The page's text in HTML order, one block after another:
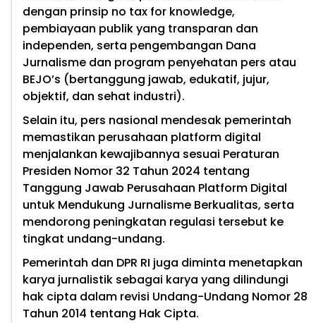
dengan prinsip no tax for knowledge,
pembiayaan publik yang transparan dan
independen, serta pengembangan Dana
Jurnalisme dan program penyehatan pers atau
BEJO’s (bertanggung jawab, edukatif, jujur,
objektif, dan sehat industri).
Selain itu, pers nasional mendesak pemerintah
memastikan perusahaan platform digital
menjalankan kewajibannya sesuai Peraturan
Presiden Nomor 32 Tahun 2024 tentang
Tanggung Jawab Perusahaan Platform Digital
untuk Mendukung Jurnalisme Berkualitas, serta
mendorong peningkatan regulasi tersebut ke
tingkat undang-undang.
Pemerintah dan DPR RI juga diminta menetapkan
karya jurnalistik sebagai karya yang dilindungi
hak cipta dalam revisi Undang-Undang Nomor 28
Tahun 2014 tentang Hak Cipta.